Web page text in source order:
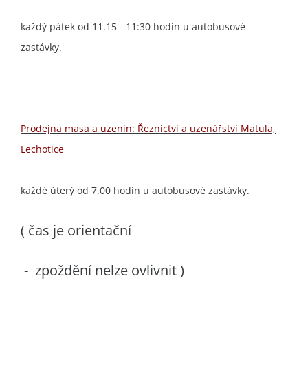
každý pátek od 11.15 - 11:30 hodin u autobusové
zastávky.
Prodejna masa a uzenin: Řeznictví a uzenářství Matula,
Lechotice
každé úterý od 7.00 hodin u autobusové zastávky.
( čas je orientační
- zpoždění nelze ovlivnit )